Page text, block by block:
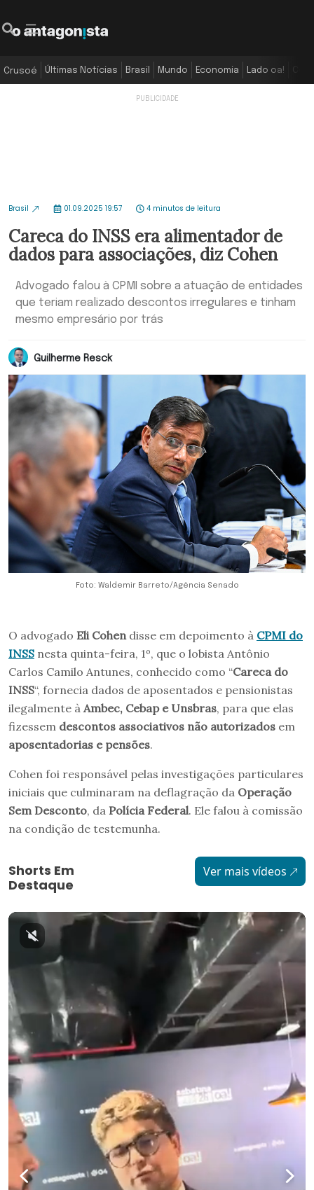
Crusoé Últimas Notícias Brasil Mundo Economia Lado oa!
Brasil 01.09.2025 19:57 4 minutos de leitura
Careca do INSS era alimentador de
dados para associações, diz Cohen
Advogado falou à CPMI sobre a atuação de entidades
que teriam realizado descontos irregulares e tinham
mesmo empresário por trás
Guilherme Resck
Foto: Waldemir Barreto/Agência Senado
O advogado Eli Cohen disse em depoimento à CPMI do
INSS nesta quinta-feira, 1º, que o lobista Antônio
Carlos Camilo Antunes, conhecido como “Careca do
INSS“, fornecia dados de aposentados e pensionistas
ilegalmente à Ambec, Cebap e Unsbras, para que elas
fizessem descontos associativos não autorizados em
aposentadorias e pensões.
Cohen foi responsável pelas investigações particulares
iniciais que culminaram na deflagração da Operação
Sem Desconto, da Polícia Federal. Ele falou à comissão
na condição de testemunha.
Shorts Em
Destaque
Ver mais vídeos